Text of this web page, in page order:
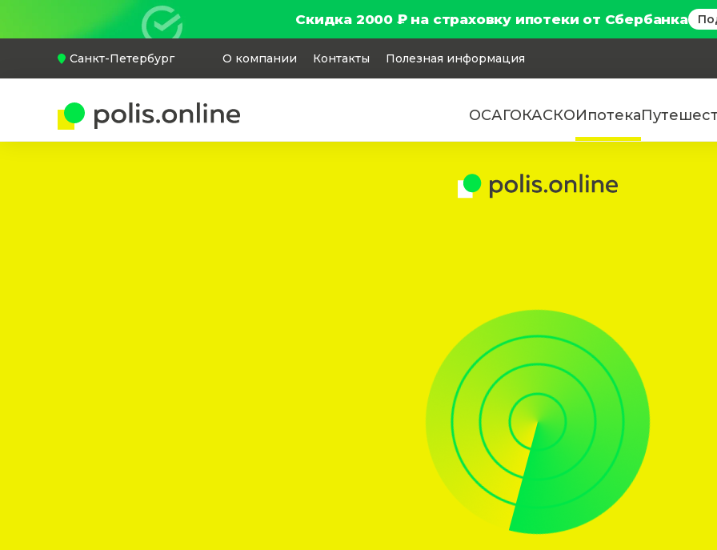
Скидка 2000 ₽ на страховку ипотеки от Сбербанка
Санкт-Петербург О компании Контакты Полезная информация
ОСАГОКАСКОИпотека